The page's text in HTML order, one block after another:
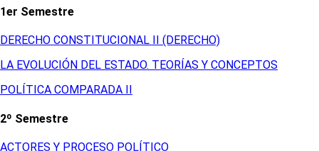
1er Semestre
DERECHO CONSTITUCIONAL II (DERECHO)
LA EVOLUCIÓN DEL ESTADO. TEORÍAS Y CONCEPTOS
POLÍTICA COMPARADA II
2º Semestre
ACTORES Y PROCESO POLÍTICO